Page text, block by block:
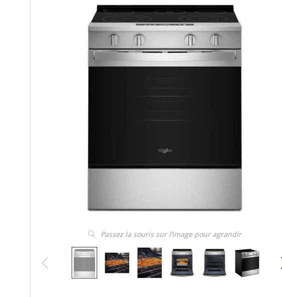
Passez la souris sur l’image pour agrandir